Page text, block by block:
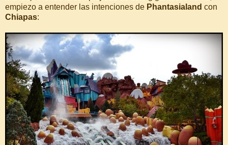
empiezo a entender las intenciones de Phantasialand con
Chiapas: